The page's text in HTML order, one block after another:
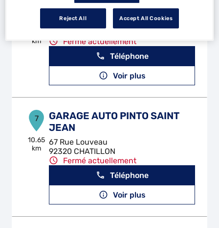
km
AUTO PLUS MONTESSON
35 Rue Felix Philippe
Fermé actuellement
Téléphone
Voir plus
7
10.65
km
GARAGE AUTO PINTO SAINT
JEAN
67 Rue Louveau
92320 CHATILLON
Fermé actuellement
Téléphone
Voir plus
Reject All Accept All Cookies